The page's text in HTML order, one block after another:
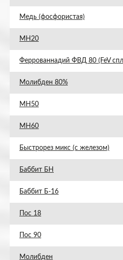
Медь (фосфористая)
МН20
Феррованнадий ФВД 80 (FeV
Молибден 80%
МН50
МН60
Быстрорез микс (с железом)
Баббит БН
Баббит Б-16
Пос 18
Пос 90
Молибден